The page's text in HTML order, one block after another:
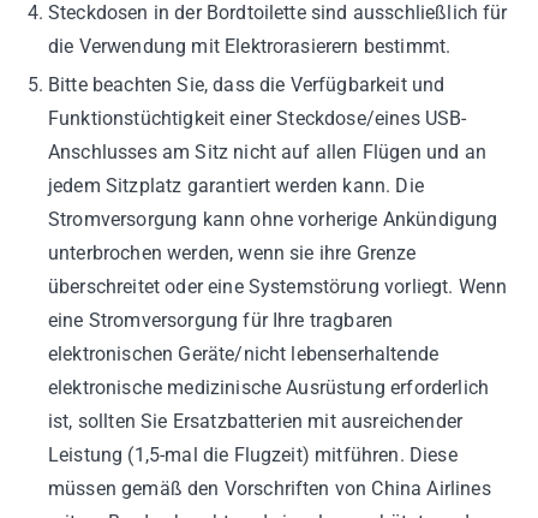
Steckdosen in der Bordtoilette sind ausschließlich für
die Verwendung mit Elektrorasierern bestimmt.
Bitte beachten Sie, dass die Verfügbarkeit und
Funktionstüchtigkeit einer Steckdose/eines USB-
Anschlusses am Sitz nicht auf allen Flügen und an
jedem Sitzplatz garantiert werden kann. Die
Stromversorgung kann ohne vorherige Ankündigung
unterbrochen werden, wenn sie ihre Grenze
überschreitet oder eine Systemstörung vorliegt. Wenn
eine Stromversorgung für Ihre tragbaren
elektronischen Geräte/nicht lebenserhaltende
elektronische medizinische Ausrüstung erforderlich
ist, sollten Sie Ersatzbatterien mit ausreichender
Leistung (1,5-mal die Flugzeit) mitführen. Diese
müssen gemäß den Vorschriften von China Airlines